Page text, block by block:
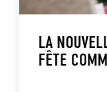
LA
FÊTE